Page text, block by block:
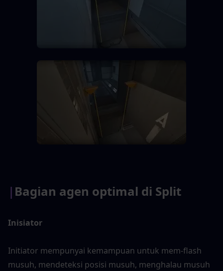
| Bagian agen optimal di Split
Inisiator
Initiator mempunyai kemampuan untuk mem-flash
musuh, mendeteksi posisi musuh, menghalau musuh